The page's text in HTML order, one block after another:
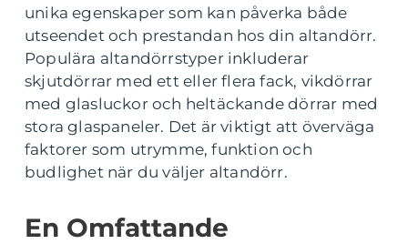
unika egenskaper som kan påverka både
utseendet och prestandan hos din altandörr.
Populära altandörrstyper inkluderar
skjutdörrar med ett eller flera fack, vikdörrar
med glasluckor och heltäckande dörrar med
stora glaspaneler. Det är viktigt att överväga
faktorer som utrymme, funktion och
budlighet när du väljer altandörr.
En Omfattande